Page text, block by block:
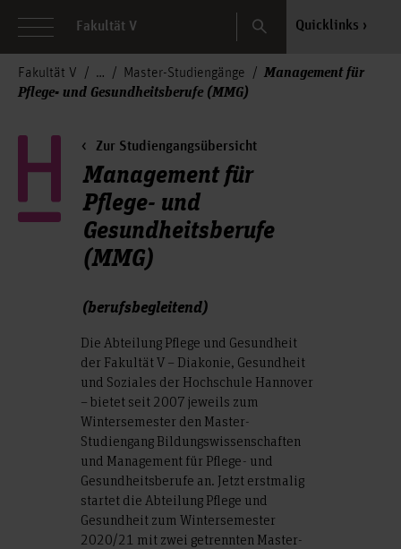
Fakultät V Search Quicklinks
Fakultät V Master-Studiengänge
Management für
Pflege- und Gesundheitsberufe (MMG)
Zur Studiengangsübersicht
Management für
Pflege- und
Gesundheitsberufe
(MMG)
(berufsbegleitend)
Die Abteilung Pflege und Gesundheit
der Fakultät V – Diakonie, Gesundheit
und Soziales der Hochschule Hannover
– bietet seit 2007 jeweils zum
Wintersemester den Master-
Studiengang Bildungswissenschaften
und Management für Pflege- und
Gesundheitsberufe an. Jetzt erstmalig
startet die Abteilung Pflege und
Gesundheit zum Wintersemester
2020/21 mit zwei getrennten Master-